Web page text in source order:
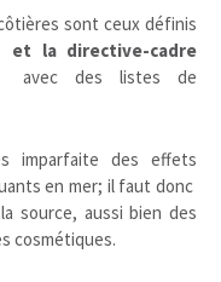
sont ceux définis
la directive-cadre
avec des listes de
imparfaite des effets
en mer; il faut donc
source, aussi bien des
cosmétiques.